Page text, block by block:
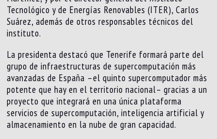
Tecnológico y de Energías Renovables (ITER), Carlos
Suárez, además de otros responsables técnicos del
instituto.
La presidenta destacó que Tenerife formará parte del
grupo de infraestructuras de supercomputación más
avanzadas de España –el quinto supercomputador más
potente que hay en el territorio nacional– gracias a un
proyecto que integrará en una única plataforma
servicios de supercomputación, inteligencia artificial y
almacenamiento en la nube de gran capacidad.